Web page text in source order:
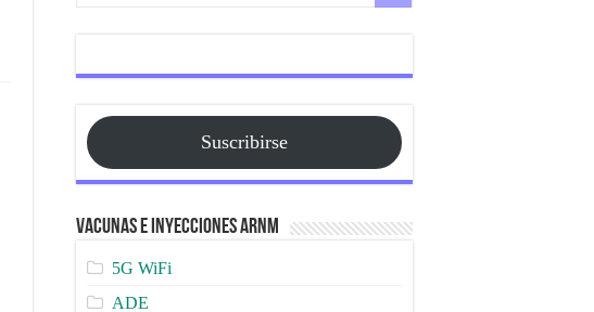
Suscribirse
Vacunas e Inyecciones ARNm
5G WiFi
ADE